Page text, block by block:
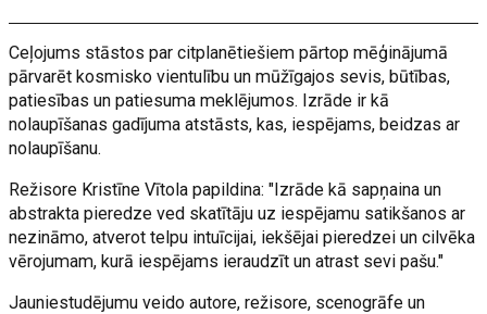
Ceļojums stāstos par citplanētiešiem pārtop mēģinājumā
pārvarēt kosmisko vientulību un mūžīgajos sevis, būtības,
patiesības un patiesuma meklējumos. Izrāde ir kā
nolaupīšanas gadījuma atstāsts, kas, iespējams, beidzas ar
nolaupīšanu.
Režisore Kristīne Vītola papildina: "Izrāde kā sapņaina un
abstrakta pieredze ved skatītāju uz iespējamu satikšanos ar
nezināmo, atverot telpu intuīcijai, iekšējai pieredzei un cilvēka
vērojumam, kurā iespējams ieraudzīt un atrast sevi pašu."
Jauniestudējumu veido autore, režisore, scenogrāfe un